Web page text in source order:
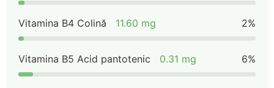
Vitamina B4 Colină 11.60 mg 2%
Vitamina B5 Acid pantotenic 0.31 mg 6%